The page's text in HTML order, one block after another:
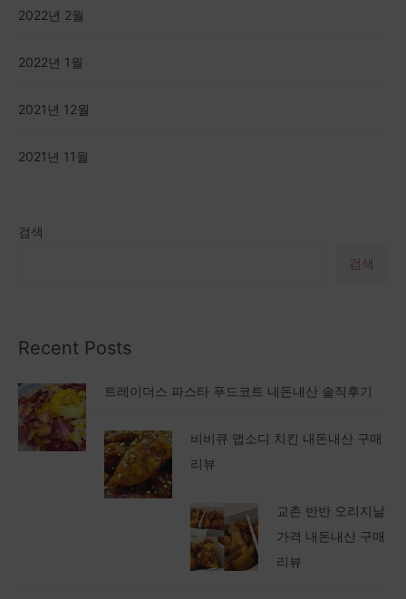
검색
검색
Recent Posts
트레이더스 파스타 푸드코트 내돈내산 솔직후기
비비큐 맵소디 치킨 내돈내산 구매
리뷰
교촌 반반 오리지날
가격 내돈내산 구매
리뷰
2022년 2월
2022년 1월
2021년 12월
2021년 11월